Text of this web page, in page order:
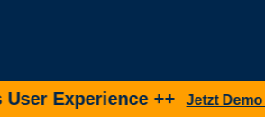
Experience ++Jetzt Demo